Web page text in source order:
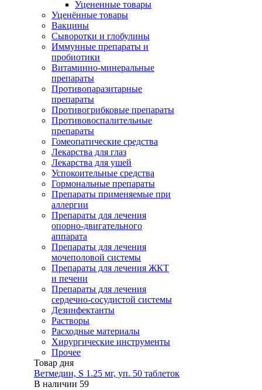
Уцененные товары
Уценённые товары
Вакцины
Сыворотки и глобулины
Иммунные препараты и
пробиотики
Витаминно-минеральные
препараты
Противопаразитарные
препараты
Противогрибковые препараты
Противовоспалительные
препараты
Гомеопатические средства
Лекарства для глаз
Лекарства для ушей
Успокоительные средства
Гормональные препараты
Препараты применяемые при
аллергии
Препараты для лечения
опорно-двигательного
аппарата
Препараты для лечения
мочеполовой системы
Препараты для лечения ЖКТ
и печени
Препараты для лечения
сердечно-сосудистой системы
Дезинфектанты
Растворы
Расходные материалы
Хирургические инструменты
Прочее
Товар дня
Ветмедин, S 1.25 мг, уп. 50 таблеток
В наличии 59